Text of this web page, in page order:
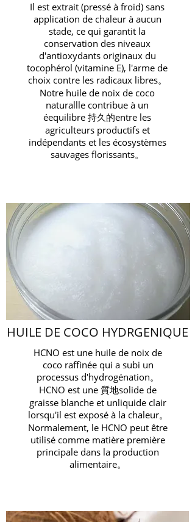
Il est extrait (pressé à froid) sans
application de chaleur à aucun
stade, ce qui garantit la
conservation des niveaux
d'antioxydants originaux du
tocophérol (vitamine E), l'arme de
choix contre les radicaux libres。
Notre huile de noix de coco
naturallle contribue à un
éequilibre 持久的entre les
agriculteurs productifs et
indépendants et les écosystèmes
sauvages florissants。
HUILE DE COCO HYDRGENIQUE
HCNO est une huile de noix de
coco raffinée qui a subi un
processus d'hydrogénation。
HCNO est une 質地solide de
graisse blanche et unliquide clair
lorsqu'il est exposé à la chaleur。
Normalement, le HCNO peut être
utilisé comme matière première
principale dans la production
alimentaire。